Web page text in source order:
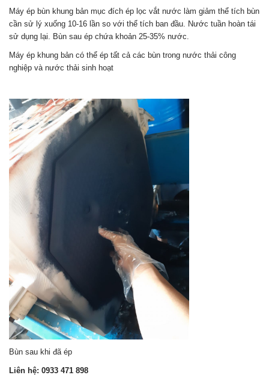
Máy ép bùn khung bản mục đích ép lọc vắt nước làm giảm thể tích bùn
cần sử lý xuống 10-16 lần so với thể tích ban đầu. Nước tuần hoàn tái
sử dụng lại. Bùn sau ép chứa khoản 25-35% nước.
Máy ép khung bản có thể ép tất cả các bùn trong nước thải công
nghiệp và nước thải sinh hoạt
Bùn sau khi đã ép
Liên hệ: 0933 471 898